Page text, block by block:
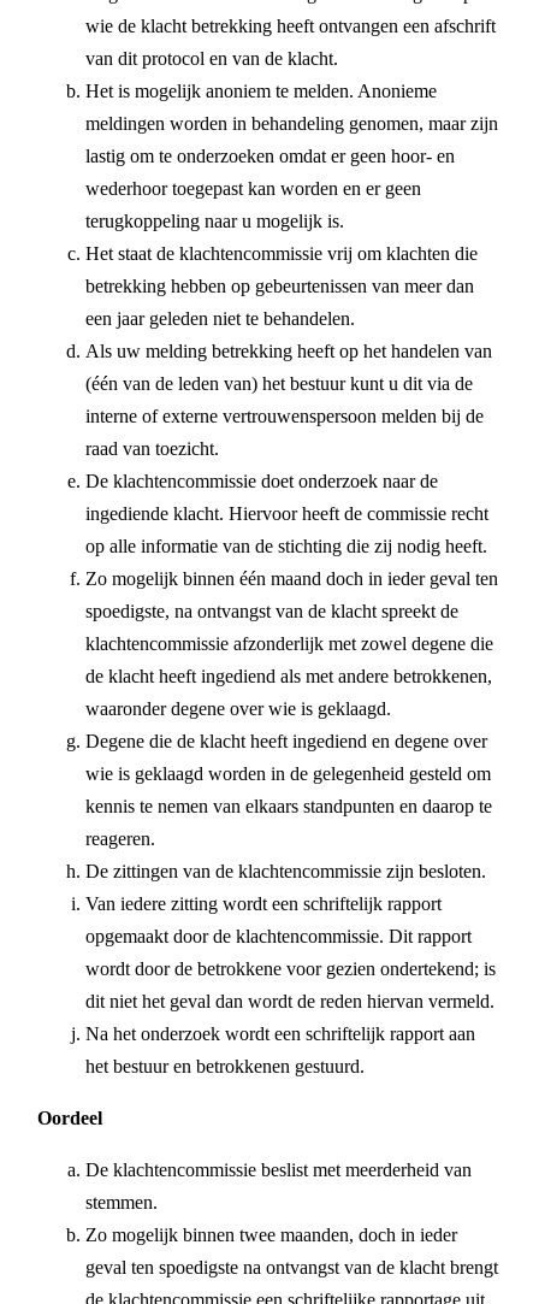
wie de klacht betrekking heeft ontvangen een afschrift
van dit protocol en van de klacht.
Het is mogelijk anoniem te melden. Anonieme
meldingen worden in behandeling genomen, maar zijn
lastig om te onderzoeken omdat er geen hoor- en
wederhoor toegepast kan worden en er geen
terugkoppeling naar u mogelijk is.
Het staat de klachtencommissie vrij om klachten die
betrekking hebben op gebeurtenissen van meer dan
een jaar geleden niet te behandelen.
Als uw melding betrekking heeft op het handelen van
(één van de leden van) het bestuur kunt u dit via de
interne of externe vertrouwenspersoon melden bij de
raad van toezicht.
De klachtencommissie doet onderzoek naar de
ingediende klacht. Hiervoor heeft de commissie recht
op alle informatie van de stichting die zij nodig heeft.
Zo mogelijk binnen één maand doch in ieder geval ten
spoedigste, na ontvangst van de klacht spreekt de
klachtencommissie afzonderlijk met zowel degene die
de klacht heeft ingediend als met andere betrokkenen,
waaronder degene over wie is geklaagd.
Degene die de klacht heeft ingediend en degene over
wie is geklaagd worden in de gelegenheid gesteld om
kennis te nemen van elkaars standpunten en daarop te
reageren.
De zittingen van de klachtencommissie zijn besloten.
Van iedere zitting wordt een schriftelijk rapport
opgemaakt door de klachtencommissie. Dit rapport
wordt door de betrokkene voor gezien ondertekend; is
dit niet het geval dan wordt de reden hiervan vermeld.
Na het onderzoek wordt een schriftelijk rapport aan
het bestuur en betrokkenen gestuurd.
Oordeel
De klachtencommissie beslist met meerderheid van
stemmen.
Zo mogelijk binnen twee maanden, doch in ieder
geval ten spoedigste na ontvangst van de klacht brengt
de klachtencommissie een schriftelijke rapportage uit